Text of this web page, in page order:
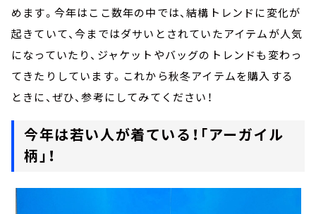
めます。今年はここ数年の中では、結構トレンドに変化が
起きていて、今まではダサいとされていたアイテムが人気
になっていたり、ジャケットやバッグのトレンドも変わっ
てきたりしています。これから秋冬アイテムを購入する
ときに、ぜひ、参考にしてみてください！
今年は若い人が着ている！「アーガイル
柄」！